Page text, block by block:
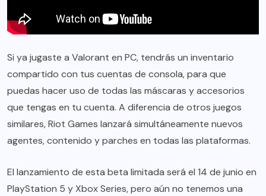
Si ya jugaste a Valorant en PC, tendrás un inventario
compartido con tus cuentas de consola, para que
puedas hacer uso de todas las máscaras y accesorios
que tengas en tu cuenta. A diferencia de otros juegos
similares, Riot Games lanzará simultáneamente nuevos
agentes, contenido y parches en todas las plataformas.
El lanzamiento de esta beta limitada será el 14 de junio en
PlayStation 5 y Xbox Series, pero aún no tenemos una